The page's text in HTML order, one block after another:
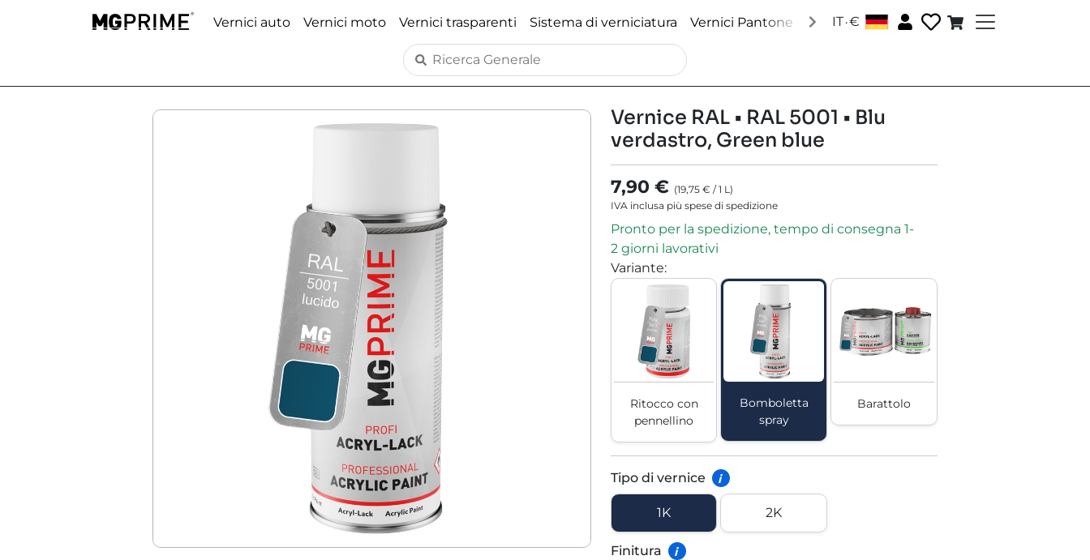
Vernici auto Vernici moto Vernici trasparenti Sistema di verniciatura Vernici Pantone Vernici RAL Vernici speciali
IT.€
Vernice RAL • RAL 5001 • Blu
verdastro, Green blue
7,90 € (19,75 € /1 L)
IVA inclusa più spese di spedizione
Pronto per la spedizione, tempo di consegna 1-
2 giorni lavorativi
Variante:
Ritocco con
pennellino
Bomboletta
spray
Barattolo
Tipo di vernice i
1K 2K
Finitura i